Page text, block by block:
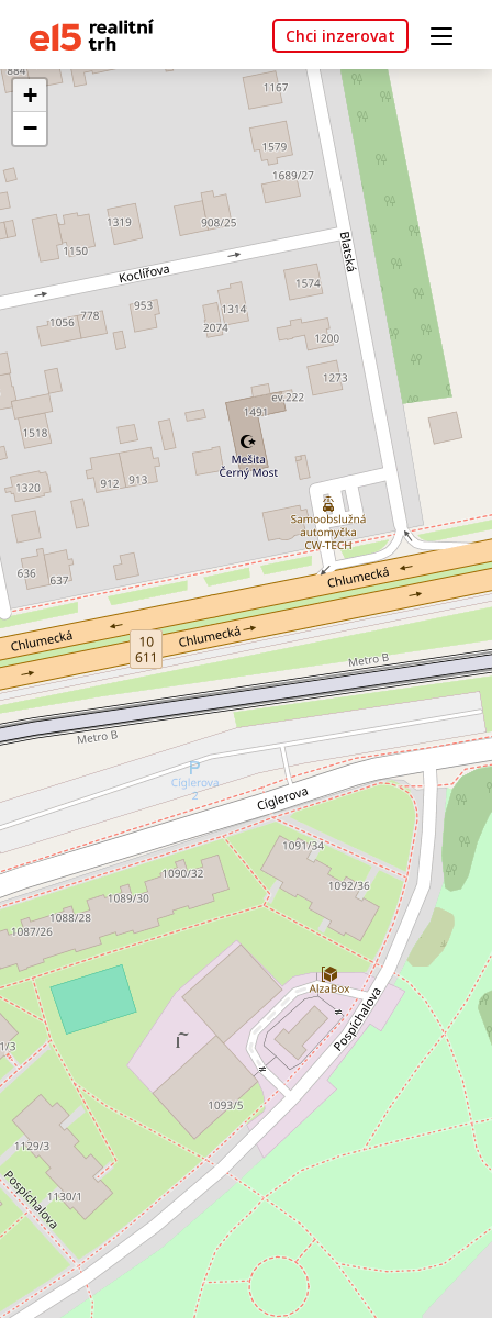
Chci inzerovat
+
−